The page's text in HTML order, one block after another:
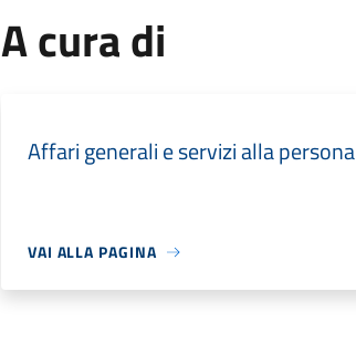
A cura di
Affari generali e servizi alla persona
VAI ALLA PAGINA